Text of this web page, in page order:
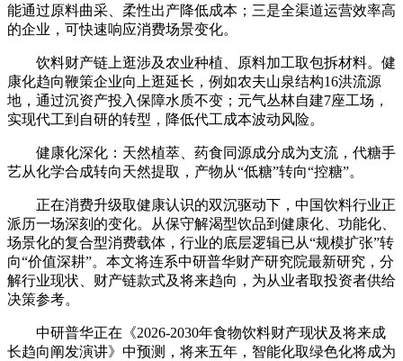
能通过原料曲采、柔性出产降低成本；三是全渠道运营效率高
的企业，可快速响应消费场景变化。
饮料财产链上逛涉及农业种植、原料加工取包拆材料。健
康化趋向鞭策企业向上逛延长，例如农夫山泉结构16洪流源
地，通过沉资产投入保障水质不变；元气丛林自建7座工场，
实现代工到自研的转型，降低代工成本波动风险。
健康化深化：天然植萃、药食同源成分成为支流，代糖手
艺从化学合成转向天然提取，产物从“低糖”转向“控糖”。
正在消费升级取健康认识的双沉驱动下，中国饮料行业正
派历一场深刻的变化。从保守解渴型饮品到健康化、功能化、
场景化的复合型消费载体，行业的底层逻辑已从“规模扩张”转
向“价值深耕”。本文将连系中研普华财产研究院最新研究，分
解行业现状、财产链款式及将来趋向，为从业者取投资者供给
决策参考。
中研普华正在《2026-2030年食物饮料财产现状及将来成
长趋向阐发演讲》中预测，将来五年，智能化取绿色化将成为